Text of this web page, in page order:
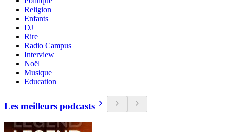
Religion
Enfants
DJ
Rire
Radio Campus
Interview
Noël
Musique
Education
Les meilleurs podcasts